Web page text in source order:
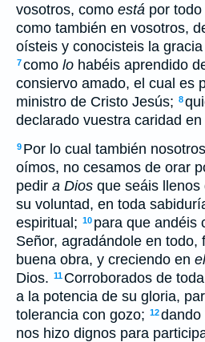
vosotros, como está por
como también en vosotros,
oísteis y conocisteis la
7como lo habéis aprendido
consiervo amado, el cual es
ministro de Cristo Jesús; 8
declarado vuestra caridad
9 Por lo cual también
oímos, no cesamos de orar
pedir a Dios que seáis
su voluntad, en toda
espiritual; 10 para que andéis
Señor, agradándole en todo,
buena obra, y creciendo en el
Dios. 11 Corroborados de
a la potencia de su gloria,
tolerancia con gozo; 12dando
nos hizo dignos para